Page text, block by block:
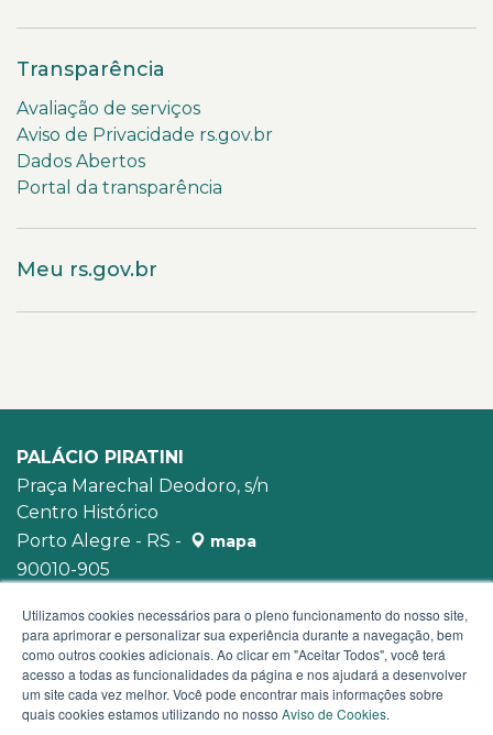
Transparência
Avaliação de serviços
Aviso de Privacidade rs.gov.br
Dados Abertos
Portal da transparência
Meu rs.gov.br
PALÁCIO PIRATINI
Praça Marechal Deodoro, s/n
Centro Histórico
Porto Alegre - RS -
mapa
90010-905
Utilizamos cookies necessários para o pleno funcionamento do nosso site,
para aprimorar e personalizar sua experiência durante a navegação, bem
como outros cookies adicionais. Ao clicar em "Aceitar Todos", você terá
acesso a todas as funcionalidades da página e nos ajudará a desenvolver
um site cada vez melhor. Você pode encontrar mais informações sobre
quais cookies estamos utilizando no nosso Aviso de Cookies.